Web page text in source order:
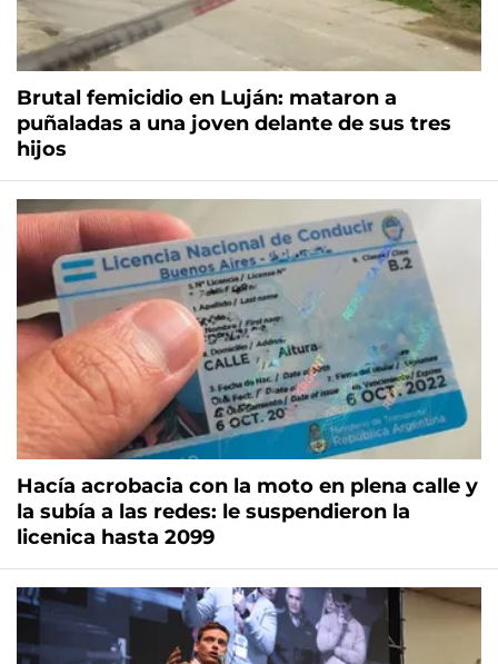
Brutal femicidio en Luján: mataron a
puñaladas a una joven delante de sus tres
hijos
Hacía acrobacia con la moto en plena calle y
la subía a las redes: le suspendieron la
licenica hasta 2099